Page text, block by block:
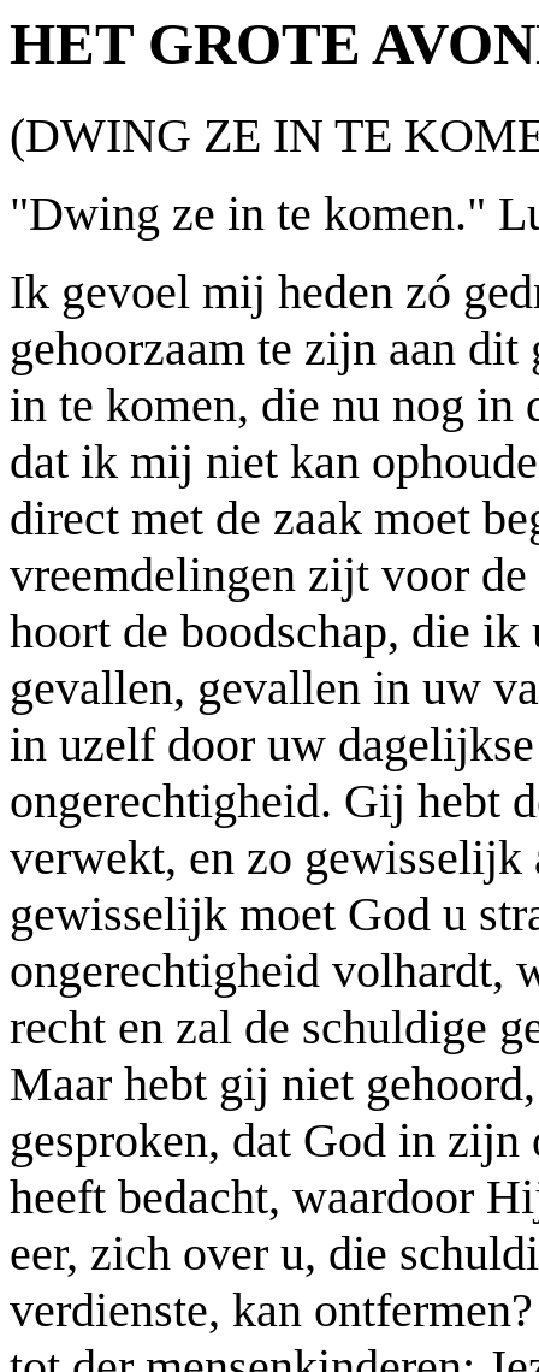
HET GROTE
(DWING ZE IN TE
"Dwing ze in te komen."
Ik gevoel mij heden zó
gehoorzaam te zijn aan
in te komen, die nu nog in
dat ik mij niet kan
direct met de zaak moet
vreemdelingen zijt voor
hoort de boodschap, die
gevallen, gevallen in uw
in uzelf door uw
ongerechtigheid. Gij hebt
verwekt, en zo
gewisselijk moet God u
ongerechtigheid volhardt,
recht en zal de schuldige
Maar hebt gij niet
gesproken, dat God in zijn
heeft bedacht, waardoor
eer, zich over u, die
verdienste, kan